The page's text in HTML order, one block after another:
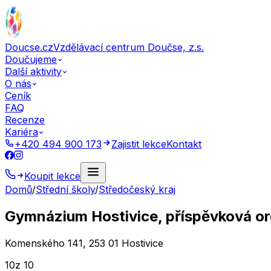
Doucse.czVzdělávací centrum Doučse, z.s.
Doučujeme
Další aktivity
O nás
Ceník
FAQ
Recenze
Kariéra
+420 494 900 173
Zajistit lekceKontakt
Koupit lekce
Domů/Střední školy/Středočeský kraj
Gymnázium Hostivice, příspěvková
Komenského 141, 253 01 Hostivice
10z 10